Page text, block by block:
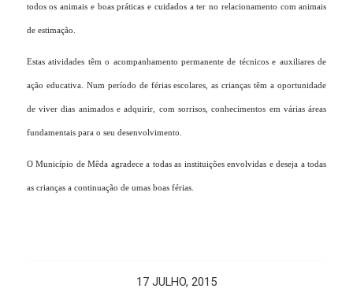
todos os animais e boas práticas e cuidados a ter no relacionamento com animais
de estimação.
Estas atividades têm o acompanhamento permanente de técnicos e auxiliares de
ação educativa. Num período de férias escolares, as crianças têm a oportunidade
de viver dias animados e adquirir, com sorrisos, conhecimentos em várias áreas
fundamentais para o seu desenvolvimento.
O Município de Mêda agradece a todas as instituições envolvidas e deseja a todas
as crianças a continuação de umas boas férias.
17 JULHO, 2015